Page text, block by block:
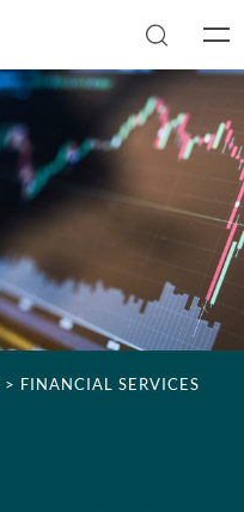
> FINANCIAL SERVICES